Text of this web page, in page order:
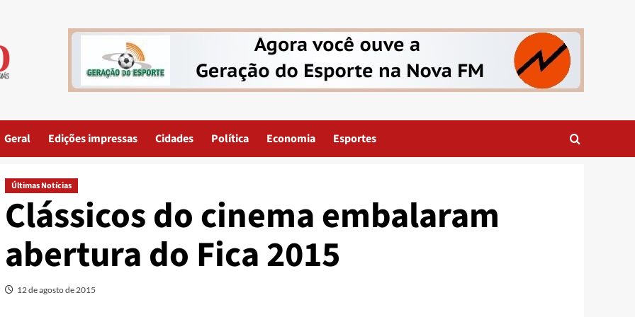
Geral Edições impressas Cidades Política Economia Esportes
Últimas Notícias
Clássicos do cinema embalaram
abertura do Fica 2015
12 de agosto de 2015